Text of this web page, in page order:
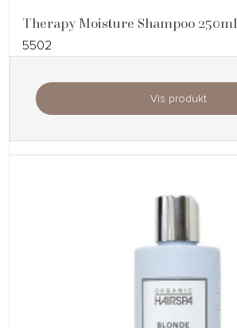
Therapy Moisture Shampoo 250ml
5502
Vis produkt